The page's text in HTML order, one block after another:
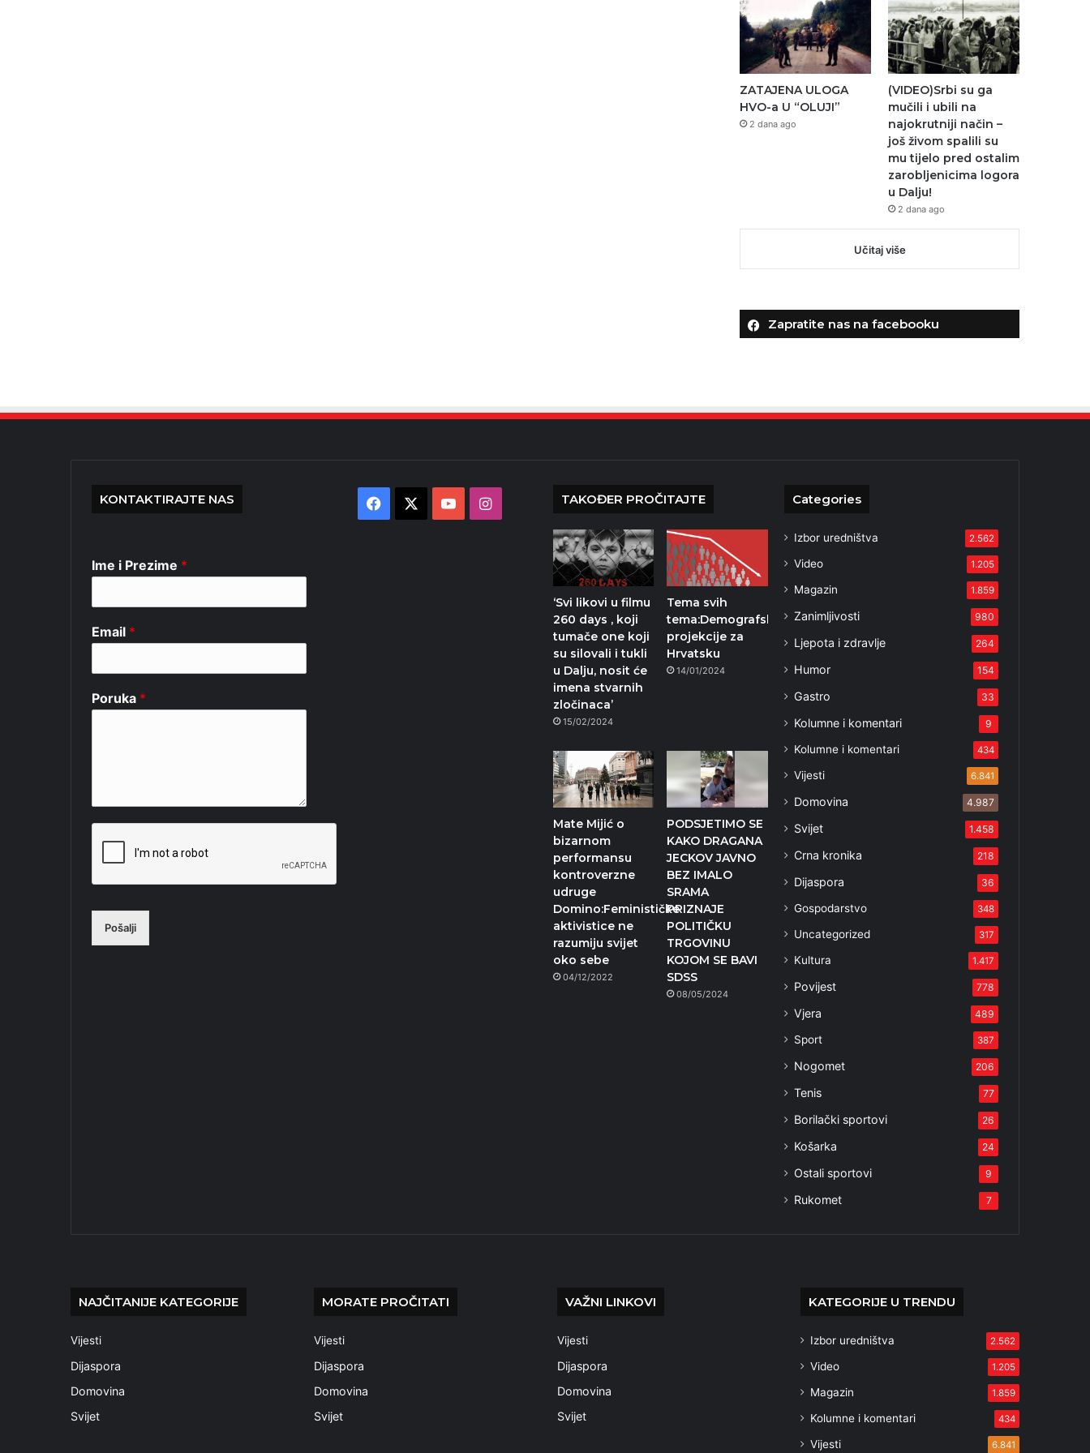
ZATAJENA ULOGA
HVO-a U “OLUJI”
2 dana ago
(VIDEO)Srbi su ga
mučili i ubili na
najokrutniji način –
još živom spalili su
mu tijelo pred ostalim
zarobljenicima logora
u Dalju!
2 dana ago
Učitaj više
Zapratite nas na facebooku
KONTAKTIRAJTE NAS
Ime i Prezime *
Email *
Poruka *
Pošalji
Facebook YouTubeInstagram TAKOĐER PROČITAJTE
‘Svi likovi u filmu
260 days , koji
tumače one koji
su silovali i tukli
u Dalju, nosit će
imena stvarnih
zločinaca’
15/02/2024
Tema svih
tema:Demografske
projekcije za
Hrvatsku
14/01/2024
Mate Mijić o
bizarnom
performansu
kontroverzne
udruge
Domino:Feminističke
aktivistice ne
razumiju svijet
oko sebe
04/12/2022
PODSJETIMO SE
KAKO DRAGANA
JECKOV JAVNO
BEZ IMALO
SRAMA
PRIZNAJE
POLITIČKU
TRGOVINU
KOJOM SE BAVI
SDSS
08/05/2024
Categories
Izbor uredništva 2.562
Video 1.205
Magazin 1.859
Zanimljivosti 980
Ljepota i zdravlje 264
Humor 154
Gastro 33
Kolumne i komentari 9
Kolumne i komentari 434
Vijesti 6.841
Domovina 4.987
Svijet 1.458
Crna kronika 218
Dijaspora 36
Gospodarstvo 348
Uncategorized 317
Kultura 1.417
Povijest 778
Vjera 489
Sport 387
Nogomet 206
Tenis 77
Borilački sportovi 26
Košarka 24
Ostali sportovi 9
Rukomet 7
NAJČITANIJE KATEGORIJE
Vijesti
Dijaspora
Domovina
Svijet
MORATE PROČITATI
Vijesti
Dijaspora
Domovina
Svijet
VAŽNI LINKOVI
Vijesti
Dijaspora
Domovina
Svijet
KATEGORIJE U TRENDU
Izbor uredništva 2.562
Video 1.205
Magazin 1.859
Kolumne i komentari 434
Vijesti 6.841